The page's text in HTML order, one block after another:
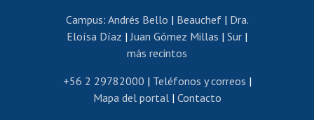
Editar páginas blancas
Extranjeras/os
Revalidación y reconocimiento de títulos
Postulación al Programa de Movilidad Estudiantil
Campus: Andrés Bello | Beauchef| Dra.
Eloísa Díaz |Juan Gómez Millas | Sur |
más recintos
+56 2 29782000 | Teléfonos y correos |
Mapa del portal| Contacto